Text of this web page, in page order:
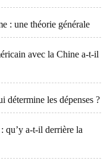
: une théorie générale
avec la Chine a-t-il
détermine les dépenses ?
qu’y a-t-il derrière la